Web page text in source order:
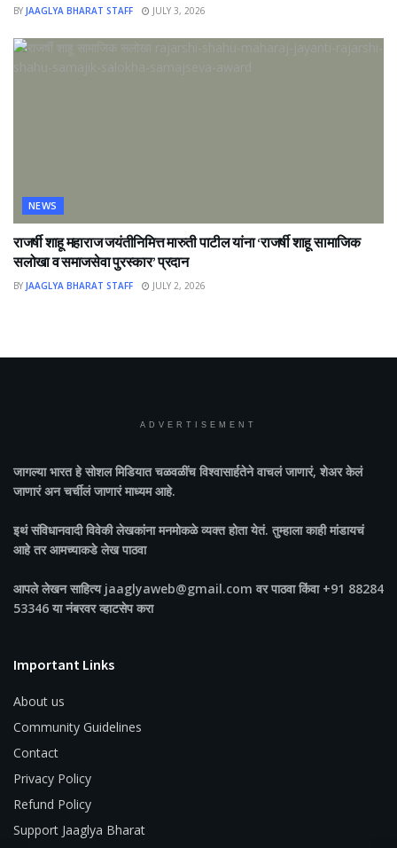
BY JAAGLYA BHARAT STAFF JULY 3, 2026
NEWS
राजर्षी शाहू महाराज जयंतीनिमित्त मारुती पाटील यांना ‘राजर्षी शाहू सामाजिक
सलोखा व समाजसेवा पुरस्कार’ प्रदान
BY JAAGLYA BHARAT STAFF JULY 2, 2026
ADVERTISEMENT
जागल्या भारतहे सोशल मिडियात चळवळींच विश्वासार्हतेने वाचलं जाणारं, शेअर केलं
जाणारं अन चर्चीलं जाणारं माध्यम आहे.
इथं संविधानवादी विवेकी लेखकांना मनमोकळे व्यक्त होता येतं. तुम्हाला काही मांडायचं
आहे तर आमच्याकडे लेख पाठवा
आपले लेखन साहित्य jaaglyaweb@gmail.com वर पाठवा किंवा +91 88284
53346 या नंबरवर व्हाटसेप करा
Important Links
About us
Community Guidelines
Contact
Privacy Policy
Refund Policy
Support Jaaglya Bharat